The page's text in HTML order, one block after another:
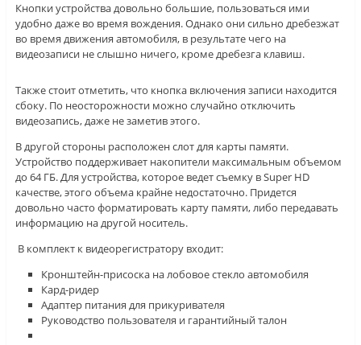
Кнопки устройства довольно большие, пользоваться ими
удобно даже во время вождения. Однако они сильно дребезжат
во время движения автомобиля, в результате чего на
видеозаписи не слышно ничего, кроме дребезга клавиш.
Также стоит отметить, что кнопка включения записи находится
сбоку. По неосторожности можно случайно отключить
видеозапись, даже не заметив этого.
В другой стороны расположен слот для карты памяти.
Устройство поддерживает накопители максимальным объемом
до 64 ГБ. Для устройства, которое ведет съемку в Super HD
качестве, этого объема крайне недостаточно. Придется
довольно часто форматировать карту памяти, либо передавать
информацию на другой носитель.
В комплект к видеорегистратору входит:
Кронштейн-присоска на лобовое стекло автомобиля
Кард-ридер
Адаптер питания для прикуривателя
Руководство пользователя и гарантийный талон